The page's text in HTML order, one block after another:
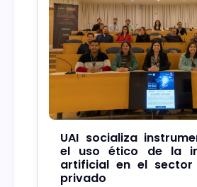
UAI socializa
el uso ético de la
artificial en el
privado